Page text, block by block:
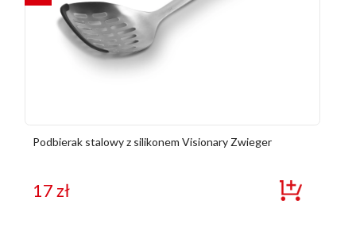
Podbierak stalowy z silikonem Visionary Zwieger
17zł